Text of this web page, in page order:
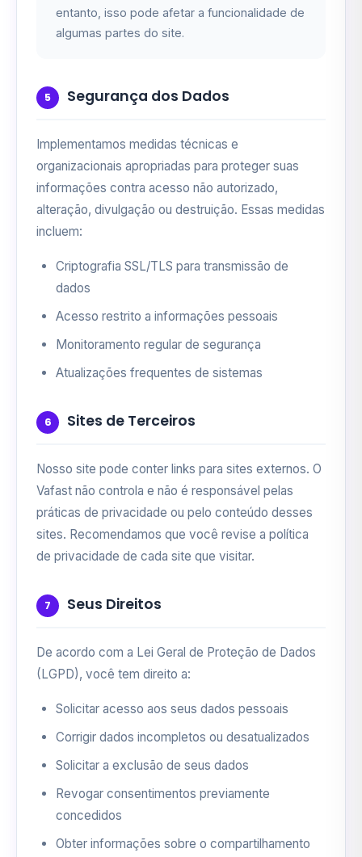
entanto, isso pode afetar a funcionalidade de
algumas partes do site.
5 Segurança dos Dados
Implementamos medidas técnicas e
organizacionais apropriadas para proteger suas
informações contra acesso não autorizado,
alteração, divulgação ou destruição. Essas medidas
incluem:
Criptografia SSL/TLS para transmissão de
dados
Acesso restrito a informações pessoais
Monitoramento regular de segurança
Atualizações frequentes de sistemas
6 Sites de Terceiros
Nosso site pode conter links para sites externos. O
Vafast não controla e não é responsável pelas
práticas de privacidade ou pelo conteúdo desses
sites. Recomendamos que você revise a política
de privacidade de cada site que visitar.
7 Seus Direitos
De acordo com a Lei Geral de Proteção de Dados
(LGPD), você tem direito a:
Solicitar acesso aos seus dados pessoais
Corrigir dados incompletos ou desatualizados
Solicitar a exclusão de seus dados
Revogar consentimentos previamente
concedidos
Obter informações sobre o compartilhamento